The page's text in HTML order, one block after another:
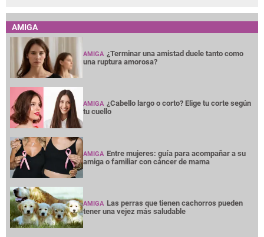
AMIGA
AMIGA ¿Terminar una amistad duele tanto como
una ruptura amorosa?
AMIGA ¿Cabello largo o corto? Elige tu corte según
tu cuello
AMIGA Entre mujeres: guía para acompañar a su
amiga o familiar con cáncer de mama
AMIGA Las perras que tienen cachorros pueden
tener una vejez más saludable